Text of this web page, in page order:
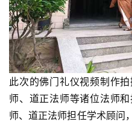
此次的佛门礼仪视频制作
师、道正法师等诸位法师
师、道正法师担任学术顾问